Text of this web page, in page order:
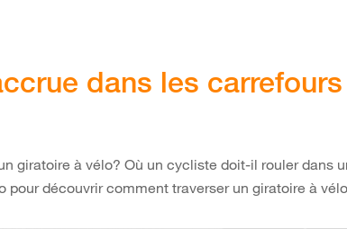
dans les carrefours
giratoire à vélo? Où un cycliste doit-il rouler dans
pour découvrir comment traverser un giratoire à